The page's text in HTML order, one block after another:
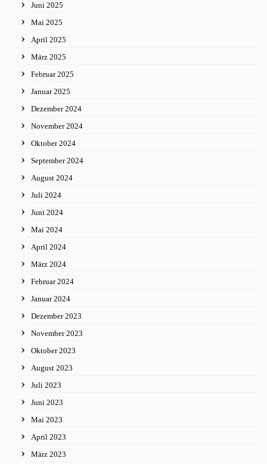
Juni 2025
Mai 2025
April 2025
März 2025
Februar 2025
Januar 2025
Dezember 2024
November 2024
Oktober 2024
September 2024
August 2024
Juli 2024
Juni 2024
Mai 2024
April 2024
März 2024
Februar 2024
Januar 2024
Dezember 2023
November 2023
Oktober 2023
August 2023
Juli 2023
Juni 2023
Mai 2023
April 2023
März 2023